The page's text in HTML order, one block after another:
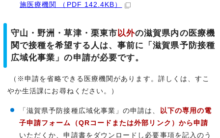
施医療機関 （PDF 142.4KB）
守山・野洲・草津・栗東市以外の滋賀県内の医療機
関で接種を希望する人は、事前に「滋賀県予防接種
広域化事業」の申請が必要です。
（※申請を省略できる医療機関があります。詳しくは、すこ
やか生活課にお尋ねください。）
「滋賀県予防接種広域化事業」の申請は、 以下の専用の電
子申請フォーム（QRコードまたは外部リンク）から申請
いただくか、申請書をダウンロードし必要事項を記入のう